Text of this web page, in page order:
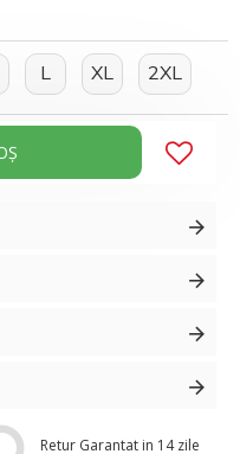
L XL 2XL
Retur Garantat in 14 zile